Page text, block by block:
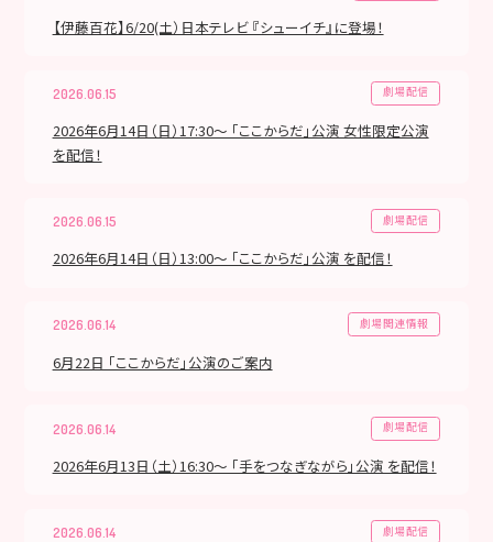
【伊藤百花】6/20(土）日本テレビ 『シューイチ』に登場！
2026.06.15 劇場配信
2026年6月14日（日）17:30～ 「ここからだ」公演 女性限定公演
を配信！
2026.06.15 劇場配信
2026年6月14日（日）13:00～ 「ここからだ」公演 を配信！
2026.06.14 劇場関連情報
6月22日 「ここからだ」公演のご案内
2026.06.14 劇場配信
2026年6月13日（土）16:30～ 「手をつなぎながら」公演 を配信！
2026.06.14 劇場配信